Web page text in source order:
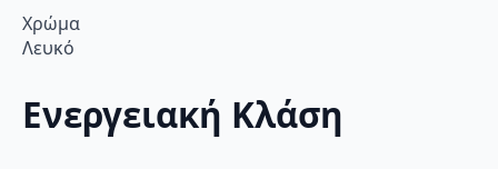
Χρώμα
Λευκό
Ενεργειακή Κλάση